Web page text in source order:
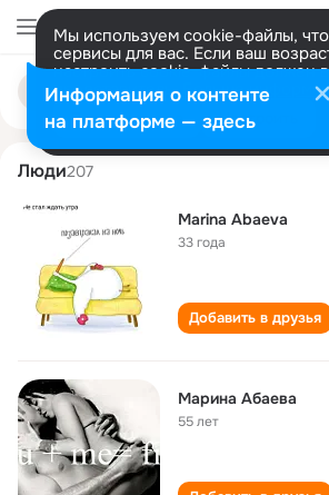
Мы используем cookie-файлы,
сервисы для вас. Если ваш
настроить cookie-файлы должен
представитель. Больше
Разрешить все Настроить
Поиск
людям
marina abaeva
Люди207
Marina Abaeva
33 года
Добавить в друзья
Марина Абаева
55 лет
Информация о контенте
на платформе — здесь